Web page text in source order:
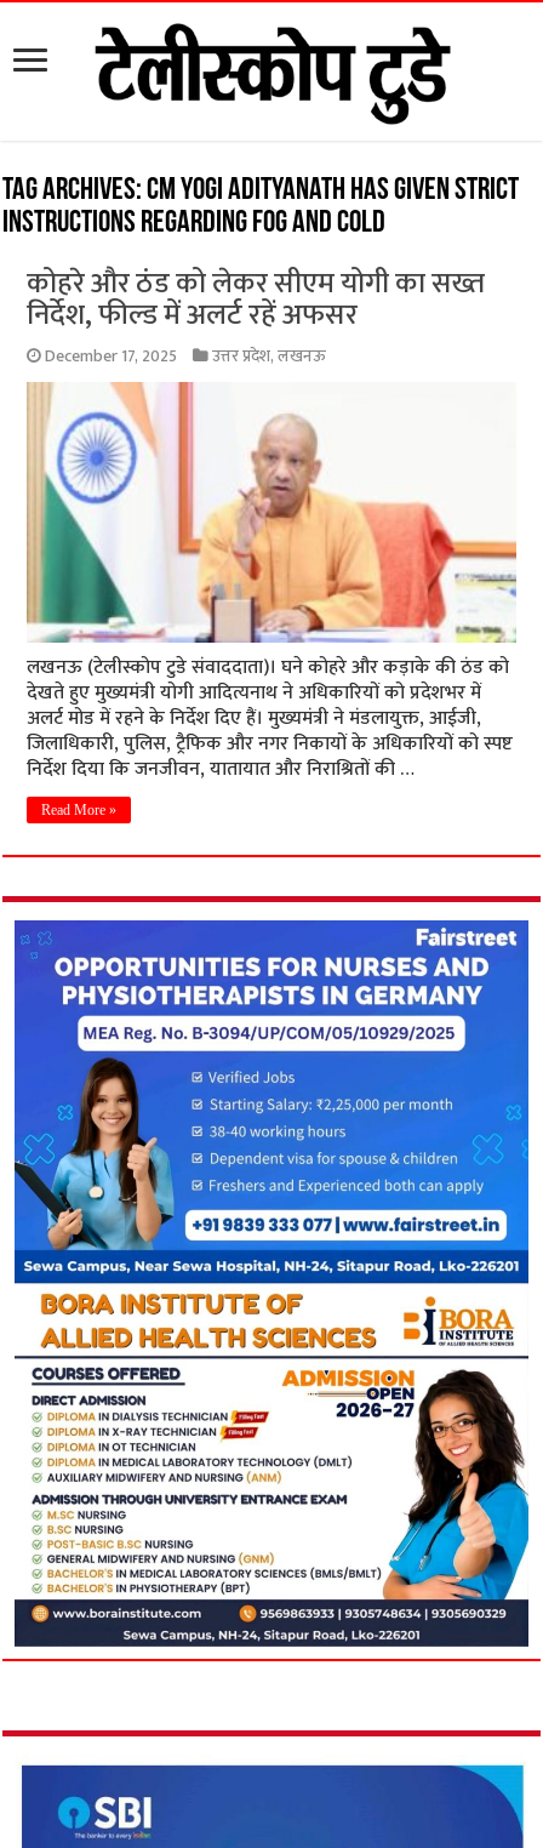
Tag Archives:CM Yogi Adityanath has given strict
instructions regarding fog and cold
कोहरे और ठंड को लेकर सीएम योगी का सख्त
निर्देश, फील्ड में अलर्ट रहें अफसर
December 17, 2025 उत्तर प्रदेश,लखनऊ
लखनऊ (टेलीस्कोप टुडे संवाददाता)। घने कोहरे और कड़ाके की ठंड को
देखते हुए मुख्यमंत्री योगी आदित्यनाथ ने अधिकारियों को प्रदेशभर में
अलर्ट मोड में रहने के निर्देश दिए हैं। मुख्यमंत्री ने मंडलायुक्त, आईजी,
जिलाधिकारी, पुलिस, ट्रैफिक और नगर निकायों के अधिकारियों को स्पष्ट
निर्देश दिया कि जनजीवन, यातायात और निराश्रितों की …
Read More »